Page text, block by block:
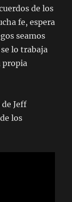
de los
fe, espera
seamos
lo trabaja
propia
Jeff
los